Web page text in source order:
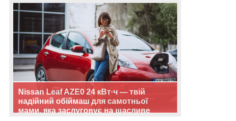
Nissan Leaf AZE0 24 кВт·ч — твій
надійний обіймаш для самотньої
мами, яка заслуговує на щасливе